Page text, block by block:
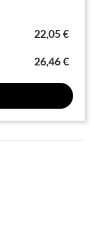
22,05 €
26,46 €